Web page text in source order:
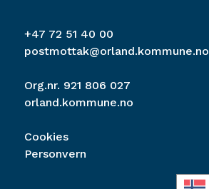
+47 72 51 40 00
postmottak@orland.kommune.no
Org.nr. 921 806 027
orland.kommune.no
Cookies
Personvern